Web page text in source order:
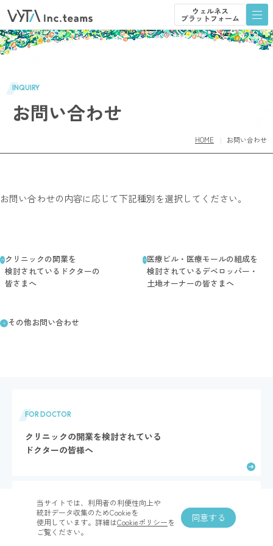
ウェルネス
プラットフォーム
ウェルネス
プラットフォーム
INQUIRY
お問い合わせ
HOME お問い合わせ
お問い合わせの内容に応じて下記種別を選択してください。
クリニックの​開業を​
検討されている​ドクターの​
皆さまへ
医療ビル・医療モールの​組成を​
検討されている​デベロッパー・
土地オーナーの​皆さまへ
その​他お問い​合わせ
FOR DOCTOR
クリニックの開業を検討されている
ドクターの皆様へ
FOR DEVELOPER
医療ビル・医療モールの組成を検討されている
当サイトでは、​利用者の​利便性向上や​
統計データ収集の​ためCookieを​
使用しています。​詳細は​Cookieポリシーを​
ご覧ください。
同意する